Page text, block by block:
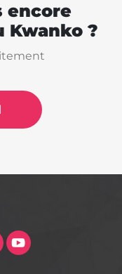
encore
Kwanko ?